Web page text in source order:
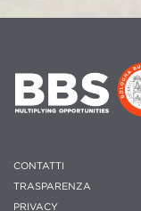
CONTATTI
TRASPARENZA
PRIVACY